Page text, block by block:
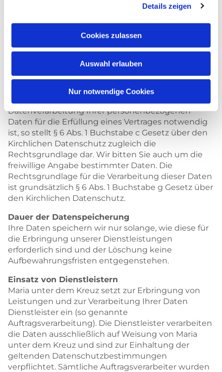
Details zeigen
Cookies zulassen
Auswahl erlauben
Nur notwendige Cookies
oder des Newsletters können Sie jederzeit mit
per E-Mail an pfarrbuero@maria-unter-dem-
kreuz.de. Die bis zu Ihrem Widerruf der Einwilligung
erfolgte Datenverarbeitung bleibt rechtmäßig.
Formulare auf unserer Webseite
Soweit sich auf unserer Webseite Formulare
befinden, werden wir Sie um die Angabe von
Datenverarbeitung Ihrer personenbezogenen
Daten für die Erfüllung eines Vertrages notwendig
ist, so stellt § 6 Abs. 1 Buchstabe c Gesetz über den
Kirchlichen Datenschutz zugleich die
Rechtsgrundlage dar. Wir bitten Sie auch um die
freiwillige Angabe bestimmter Daten. Die
Rechtsgrundlage für die Verarbeitung dieser Daten
ist grundsätzlich § 6 Abs. 1 Buchstabe g Gesetz über
den Kirchlichen Datenschutz.
Dauer der Datenspeicherung
Ihre Daten speichern wir nur solange, wie diese für
die Erbringung unserer Dienstleistungen
erforderlich sind und der Löschung keine
Aufbewahrungsfristen entgegenstehen.
Einsatz von Dienstleistern
Maria unter dem Kreuz setzt zur Erbringung von
Leistungen und zur Verarbeitung Ihrer Daten
Dienstleister ein (so genannte
Auftragsverarbeitung). Die Dienstleister verarbeiten
die Daten ausschließlich auf Weisung von Maria
unter dem Kreuz und sind zur Einhaltung der
geltenden Datenschutzbestimmungen
verpflichtet. Sämtliche Auftragsverarbeiter wurden